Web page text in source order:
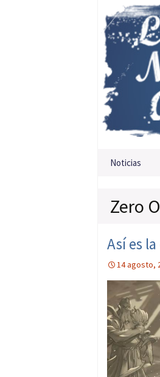
Saltar al
Noticias
Zero
Así es
14 agosto,